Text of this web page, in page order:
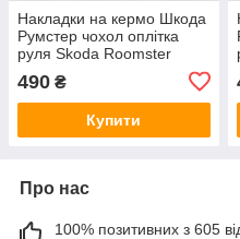
Накладки на кермо Шкода
Румстер чохол оплітка
руля Skoda Roomster
490 ₴
Купити
Про нас
100% позитивних з 605